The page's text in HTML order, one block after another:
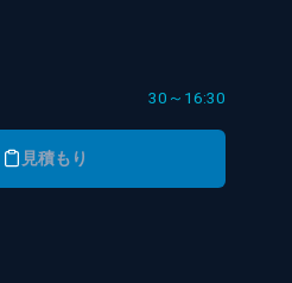
30～16:30
見積もり